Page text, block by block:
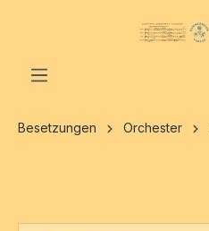
Besetzungen Orchester